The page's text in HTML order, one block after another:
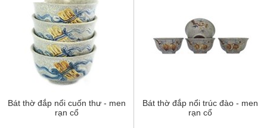
Bát thờ đắp nổi cuốn thư - men
rạn cổ
Bát thờ đắp nổi trúc đào - men
rạn cổ